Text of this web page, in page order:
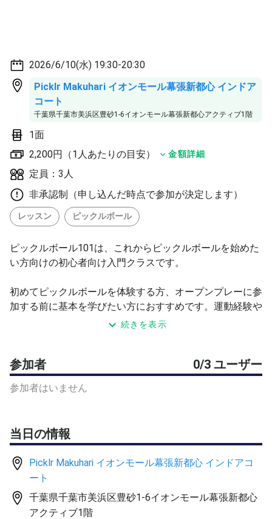
2026/6/10(水) 19:30-20:30
Picklr Makuhari イオンモール幕張新都心 インドア
コート
千葉県千葉市美浜区豊砂1-6イオンモール幕張新都心アクティブ1階
1面
2,200円（1人あたりの目安）
金額詳細
定員：3人
非承認制（申し込んだ時点で参加が決定します）
レッスン ピックルボール
ピックルボール101は、これからピックルボールを始めた
い方向けの初心者向け入門クラスです。
初めてピックルボールを体験する方、オープンプレーに参
加する前に基本を学びたい方におすすめです。運動経験や
ラケットスポーツ経験がない方でも安心してご参加いただ
ルール、コートでのポジショニング、スコアの付け方、試
合の基本的な流れを、初めての方にもわかりやすく段階的
に学べます。
近からスタートし、徐々にベースラインへとステップアッ
本セッションは1〜6名で実施します（最少催行人数：1
名）。
他プラットフォームでの募集を含めた定員で実施します。
続きを表示
参加者 0/3 ユーザー
参加者はいません
当日の情報
Picklr Makuhari イオンモール幕張新都心 インドアコ
ート
千葉県千葉市美浜区豊砂1-6イオンモール幕張新都心
アクティブ1階